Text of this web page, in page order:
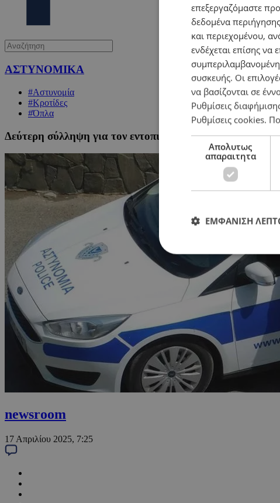
ΑΣΤΥΝΟΜΙΚΑ
#Αστυνομία
#Κροτίδες
#Όπλα
Δεύτερη σύλληψη για τον εντοπισμό κροτίδων και
newsroom
17 Απριλίου 2025, 7:25
επεξεργαζόμαστε
δεδομένα
και περιεχομένου,
ενδέχεται επίσης να
συσκευής. Οι
να βασίζονται σε
Ρυθμίσεις
Ρυθμίσεις cookies.
Απολυτως
απαραιτητα
ΕΜΦΑΝΙΣΗ